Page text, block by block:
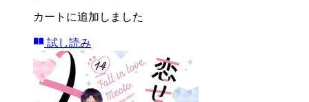
カートに追加しました
試し読み